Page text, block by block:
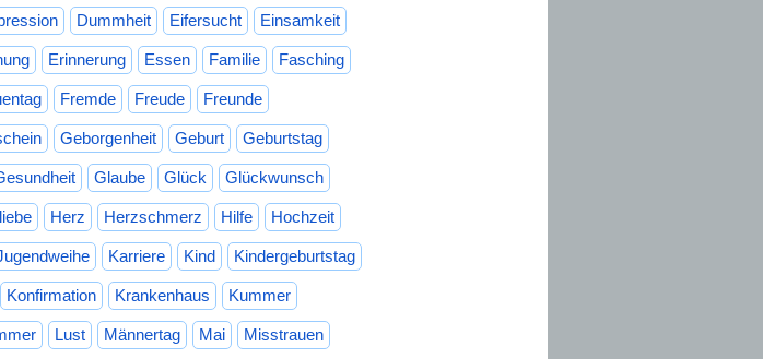
Dummheit Eifersucht Einsamkeit
Erinnerung Essen Familie Fasching
Fremde Freude Freunde
Geborgenheit Geburt Geburtstag
Glaube Glück Glückwunsch
Herz Herzschmerz Hilfe Hochzeit
Karriere Kind Kindergeburtstag
Konfirmation Krankenhaus Kummer
Lust Männertag Mai Misstrauen